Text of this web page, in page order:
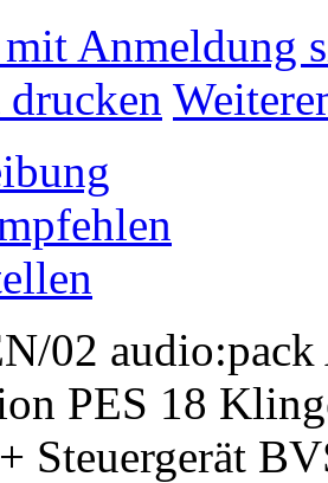
Anmeldung
02
PES 18
Steuergerät